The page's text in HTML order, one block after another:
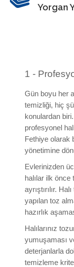
Yorgan
1 -
Gün boyu her
temizliği, hiç
konulardan
profesyonel
Fethiye olarak
yönetimine
Evlerinizden
halılar ilk
ayrıştırılır.
yapılan toz
hazırlık
Halılarınız
yumuşaması
deterjanlarla
temizleme